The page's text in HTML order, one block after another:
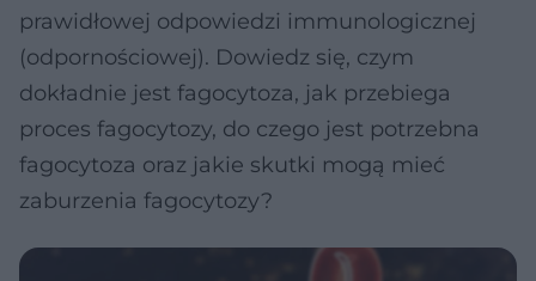
prawidłowej odpowiedzi immunologicznej
(odpornościowej). Dowiedz się, czym
dokładnie jest fagocytoza, jak przebiega
proces fagocytozy, do czego jest potrzebna
fagocytoza oraz jakie skutki mogą mieć
zaburzenia fagocytozy?